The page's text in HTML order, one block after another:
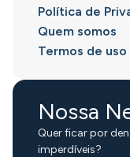
Política de
Quem somos
Termos de uso
Nossa
Quer ficar por
imperdíveis?